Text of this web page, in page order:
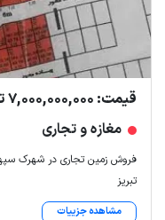
قیمت: 7,000,000,000 تومان
مغازه و تجاری
فروش زمین تجاری در شهرک
تبریز
مشاهده جزییات